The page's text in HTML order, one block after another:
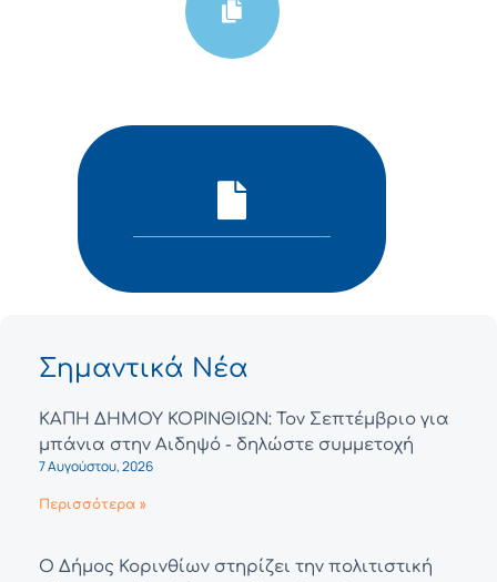
Σημαντικά Νέα
ΚΑΠΗ ΔΗΜΟΥ ΚΟΡΙΝΘΙΩΝ: Τον Σεπτέμβριο για
μπάνια στην Αιδηψό - δηλώστε συμμετοχή
7 Αυγούστου, 2026
Περισσότερα »
Ο Δήμος Κορινθίων στηρίζει την πολιτιστική